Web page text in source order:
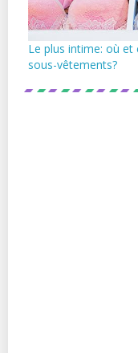
Le plus intime: où
sous-vêtements?